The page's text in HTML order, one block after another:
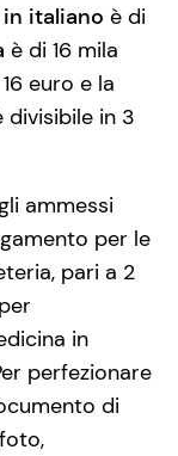
italiano è di
è di 16 mila
euro e la
divisibile in 3
ammessi
per le
pari a 2
in
perfezionare
di